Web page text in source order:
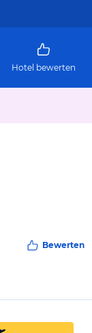
Hotel bewerten
Bewerten